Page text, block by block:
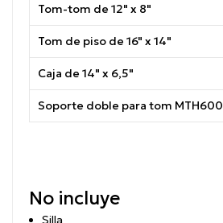
Tom-tom de 12" x 8"
Tom de piso de 16" x 14"
Caja de 14" x 6,5"
Soporte doble para tom MTH600
No incluye
Silla